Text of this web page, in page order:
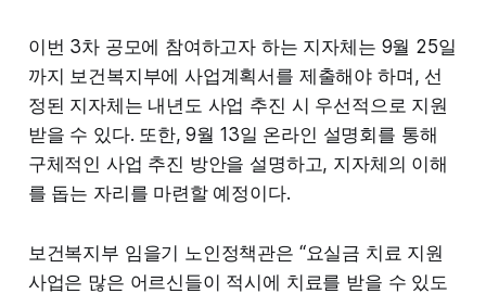
이번 3차 공모에 참여하고자 하는 지자체는 9월 25일
까지 보건복지부에 사업계획서를 제출해야 하며, 선
정된 지자체는 내년도 사업 추진 시 우선적으로 지원
받을 수 있다. 또한, 9월 13일 온라인 설명회를 통해
구체적인 사업 추진 방안을 설명하고, 지자체의 이해
를 돕는 자리를 마련할 예정이다.
보건복지부 임을기 노인정책관은 “요실금 치료 지원
사업은 많은 어르신들이 적시에 치료를 받을 수 있도